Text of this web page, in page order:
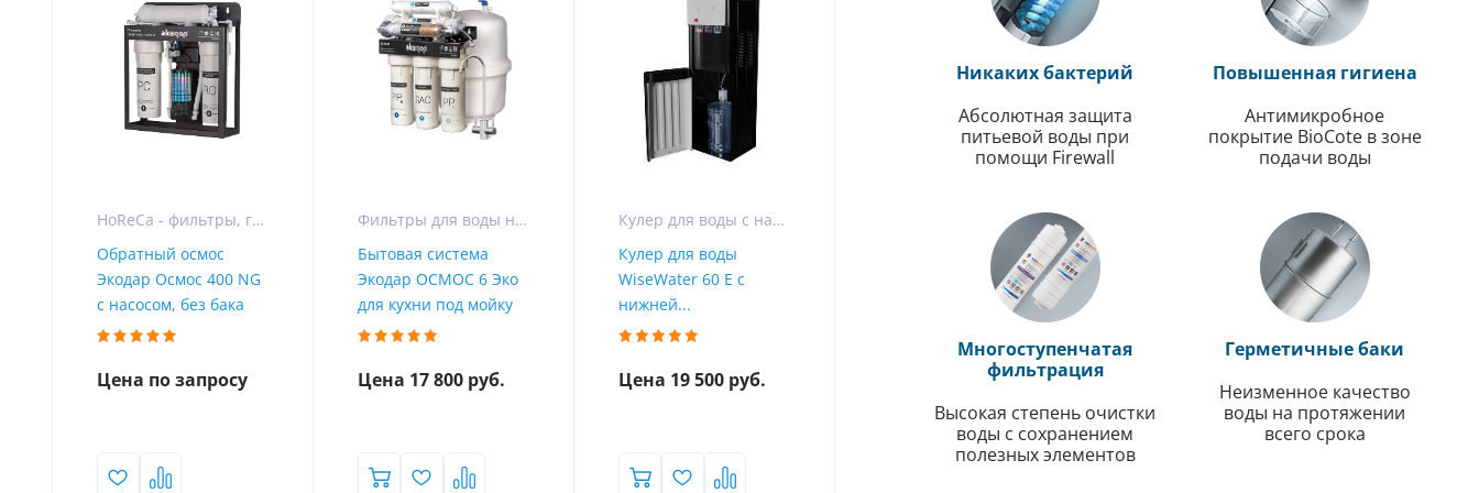
HoReCa - фильтры, газация и розлив воды для гостиниц, ресторанов и кафе
Обратный осмос
Экодар Осмос 400 NG
с насосом, без бака
Цена по запросу
Фильтры для воды на кухню
Бытовая система
Экодар ОСМОС 6 Эко
для кухни под мойку
Цена 17 800 руб.
Кулер для воды с нагревом и охлаждением
Кулер для воды
WiseWater 60 Е с
нижней...
Цена 19 500 руб.
Никаких бактерий
Абсолютная защита
питьевой воды при
помощи Firewall
Повышенная гигиена
Антимикробное
покрытие BioCote в зоне
подачи воды
Многоступенчатая
фильтрация
Высокая степень очистки
воды с сохранением
полезных элементов
Герметичные баки
Неизменное качество
воды на протяжении
всего срока